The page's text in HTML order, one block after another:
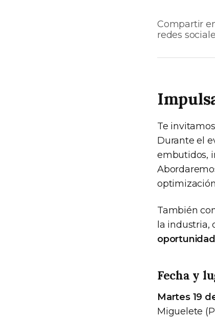
Compartir
redes
Te
Durante el
embutidos,
También
la industria,
Fecha y
Martes 19
Miguelete